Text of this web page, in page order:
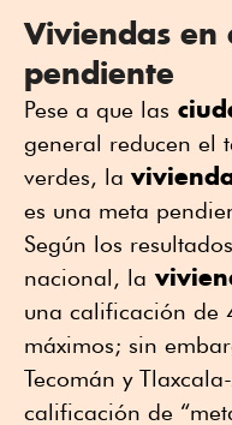
Viviendas en
pendiente
Pese a que las
general reducen el
verdes, la
es una meta
Según los
nacional, la
una calificación de
máximos; sin
Tecomán y
calificación de